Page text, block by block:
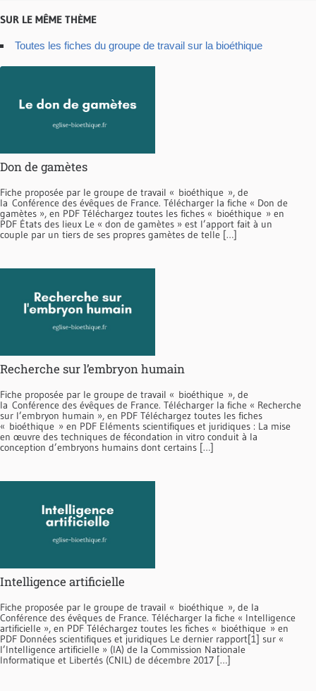
SUR LE MÊME THÈME
Toutes les fiches du groupe de travail sur la bioéthique
Don de gamètes
Fiche proposée par le groupe de travail « bioéthique », de
la Conférence des évêques de France. Télécharger la fiche « Don de
gamètes », en PDF Téléchargez toutes les fiches « bioéthique » en
PDF États des lieux Le « don de gamètes » est l’apport fait à un
couple par un tiers de ses propres gamètes de telle […]
Recherche sur l’embryon humain
Fiche proposée par le groupe de travail « bioéthique », de
la Conférence des évêques de France. Télécharger la fiche « Recherche
sur l’embryon humain », en PDF Téléchargez toutes les fiches
« bioéthique » en PDF Eléments scientifiques et juridiques : La mise
en œuvre des techniques de fécondation in vitro conduit à la
conception d’embryons hu­mains dont certains […]
Intelligence artificielle
Fiche proposée par le groupe de travail « bioéthique », de la
Conférence des évêques de France. Télécharger la fiche « Intelligence
artificielle », en PDF Téléchargez toutes les fiches « bioéthique » en
PDF Données scientifiques et juridiques Le dernier rapport[1] sur «
l’Intelligence artificielle » (IA) de la Commission Nationale
Informatique et Li­bertés (CNIL) de décembre 2017 […]